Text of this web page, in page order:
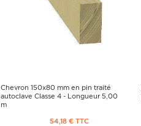
Chevron 150x80 mm en pin traité
autoclave Classe 4 - Longueur 5,00
m
54,18 € TTC